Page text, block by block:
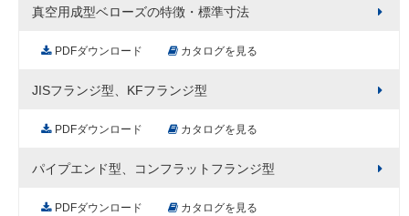
真空用成型ベローズの特徴・標準寸法
PDFダウンロード カタログを見る
JISフランジ型、KFフランジ型
PDFダウンロード カタログを見る
パイプエンド型、コンフラットフランジ型
PDFダウンロード カタログを見る